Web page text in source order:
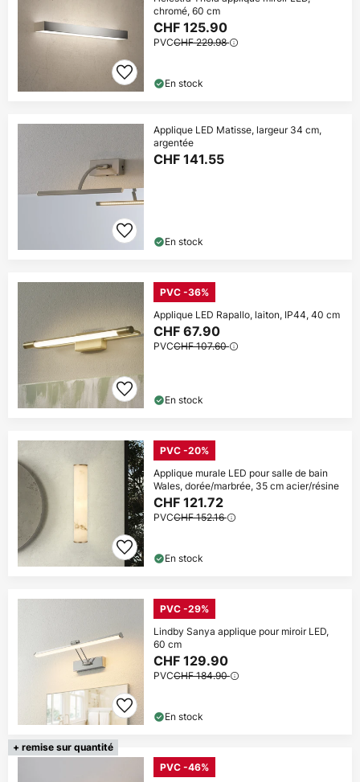
chromé, 60 cm
CHF 125.90
PVCCHF 229.98
En stock
Applique LED Matisse, largeur 34 cm,
argentée
CHF 141.55
En stock
PVC -36%
Applique LED Rapallo, laiton, IP44, 40 cm
CHF 67.90
PVCCHF 107.60
En stock
PVC -20%
Applique murale LED pour salle de bain
Wales, dorée/marbrée, 35 cm acier/résine
CHF 121.72
PVCCHF 152.16
En stock
PVC -29%
Lindby Sanya applique pour miroir LED,
60 cm
CHF 129.90
PVCCHF 184.90
En stock
+ remise sur quantité
PVC -46%